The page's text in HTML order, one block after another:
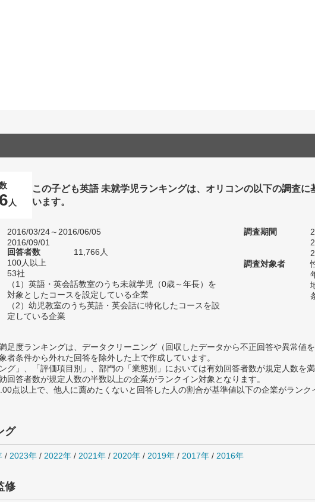
人
この子ども英語 未就学児ランキングは、オリコンの以下の調査に
います。
2016/03/24～2016/06/05
2016/09/01
回答者数
11,766人
100人以上
53社
（1）英語・英会話教室のうち未就学児（0歳～年長）を
対象としたコースを設定している企業
（2）幼児教室のうち英語・英会話に特化したコースを設
定している企業
調査期間
調査対象者
足度ランキングは、データクリーニング（回収したデータから不正回答や異常値を
者条件から外れた回答を除外した上で作成しています。
グ」、「評価項目別」、部門の「業態別」においては有効回答者数が規定人数を
回答者数が規定人数の半数以上の企業がランクイン対象となります。
点以上で、他人に薦めたくないと回答した人の割合が基準値以下の企業がランク
グ
/ 2023年 / 2022年 / 2021年 / 2020年 / 2019年 / 2017年 / 2016年
修